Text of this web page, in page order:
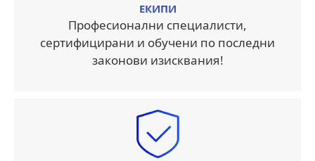
ЕКИПИ
Професионални специалисти,
сертифицирани и обучени по последни
законови изисквания!